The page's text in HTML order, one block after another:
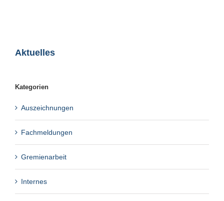
Aktuelles
Kategorien
Auszeichnungen
Fachmeldungen
Gremienarbeit
Internes